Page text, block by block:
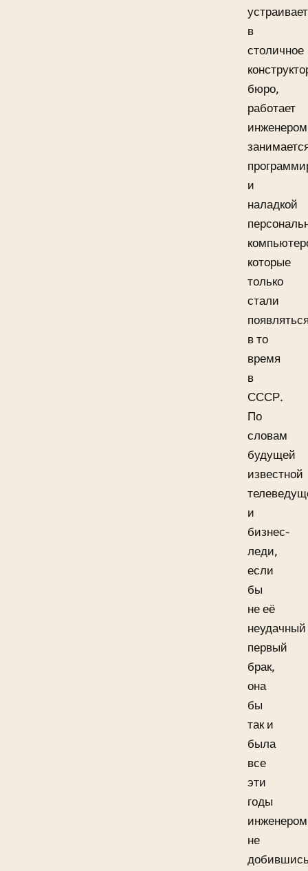
в
столичное
бюро,
работает
и
наладкой
которые
только
стали
в то
время
в
СССР.
По
словам
будущей
известной
и
бизнес-
леди,
если
бы
не её
неудачный
первый
брак,
она
бы
так и
была
все
эти
годы
не